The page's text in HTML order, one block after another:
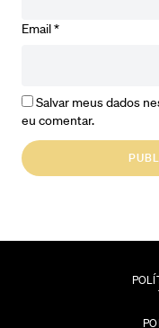
Email*
Salvar meus dados
eu comentar.